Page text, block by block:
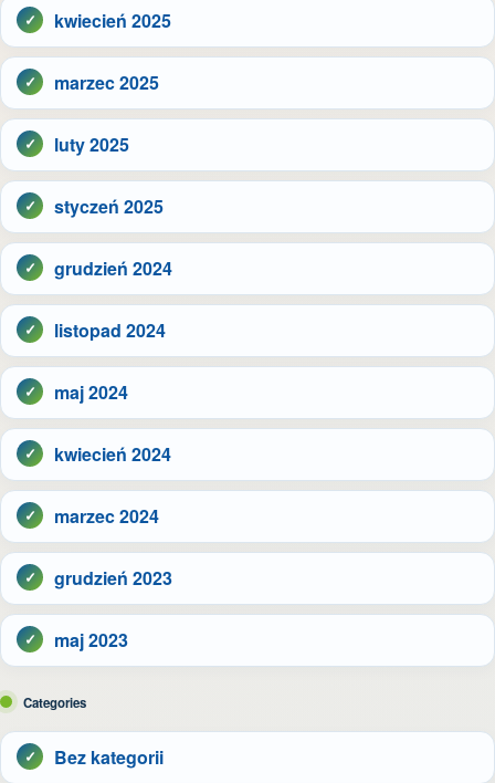
kwiecień 2025
marzec 2025
luty 2025
styczeń 2025
grudzień 2024
listopad 2024
maj 2024
kwiecień 2024
marzec 2024
grudzień 2023
maj 2023
Categories
Bez kategorii